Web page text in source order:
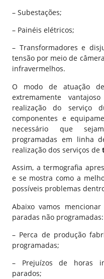
– Subestações;
– Painéis elétricos;
– Transformadores e
tensão por meio de
infravermelhos.
O modo de atuação
extremamente
realização do serviço
componentes e
necessário que
programadas em linha
realização dos serviços de
Assim, a termografia
e se mostra como a
possíveis problemas
Abaixo vamos
paradas não programadas:
– Perca de produção
programadas;
– Prejuízos de horas
parados;